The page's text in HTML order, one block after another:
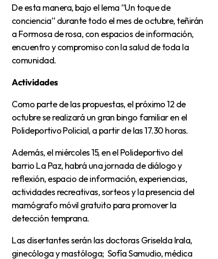
De esta manera, bajo el lema “Un toque de
conciencia” durante todo el mes de octubre, teñirán
a Formosa de rosa, con espacios de información,
encuentro y compromiso con la salud de toda la
comunidad.
Actividades
Como parte de las propuestas, el próximo 12 de
octubre se realizará un gran bingo familiar en el
Polideportivo Policial, a partir de las 17.30 horas.
Además, el miércoles 15, en el Polideportivo del
barrio La Paz, habrá una jornada de diálogo y
reflexión, espacio de información, experiencias,
actividades recreativas, sorteos y la presencia del
mamógrafo móvil gratuito para promover la
detección temprana.
Las disertantes serán las doctoras Griselda Irala,
ginecóloga y mastóloga; Sofía Samudio, médica